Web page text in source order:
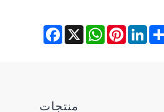
Facebook X
WhatsAppPinterestLinkedIn
منتجات